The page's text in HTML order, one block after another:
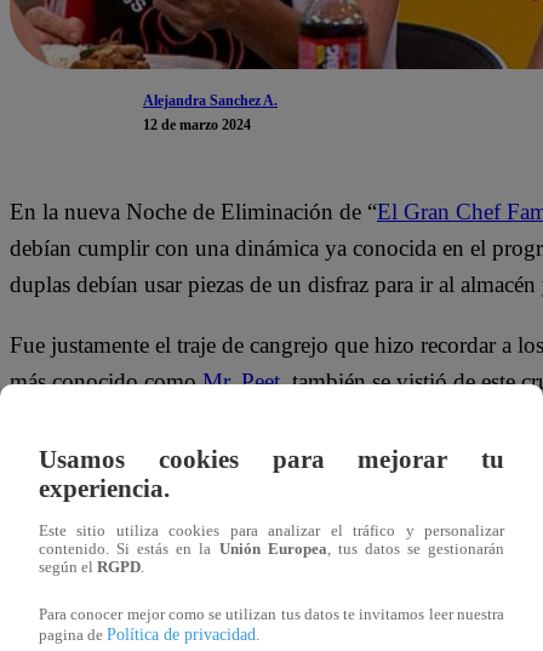
Alejandra Sanchez A.
12 de marzo 2024
En la nueva Noche de Eliminación de “El Gran Chef
debían cumplir con una dinámica ya conocida en el
duplas debían usar piezas de un disfraz para ir al
Fue justamente el traje de cangrejo que hizo recordar a
más conocido comoMr. Peet, también se vistió de este
En Twitter (“X”), un usuario de dicha red social hizo
Usamos cookies para mejorar tu
experiencia.
Este sitio utiliza cookies para analizar el tráfico y personalizar
contenido. Si estás en la Unión Europea , tus datos se gestionarán
según el RGPD
Para conocer mejor como se utilizan tus datos te invitamos leer nuestra
pagina de Política de privacidad